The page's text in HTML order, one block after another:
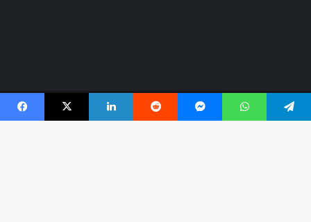
Facebook X Linkedin Reddit Messenger WhatsApp Telegram